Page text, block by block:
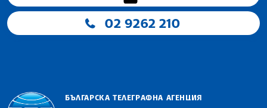
02 9262 210
БЪЛГАРСКА ТЕЛЕГРАФНА АГЕНЦИЯ